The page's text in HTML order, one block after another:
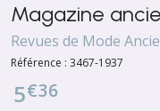
Magazine
Revues de Mode
Référence : 3467-1937
5€36